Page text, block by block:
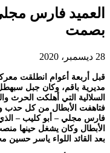
العميد فارس
بصمت
28 ديسمبر، 2020
قبل أربعة أعوام انطلقت
مديرية باقم، وكان جبل
السلالية التي أهلكت الحرث
فتاهفت الأبطال من كل حدب
فارس مجلي – أبو كليب –
بعد القائد اللواء ياسر حسين